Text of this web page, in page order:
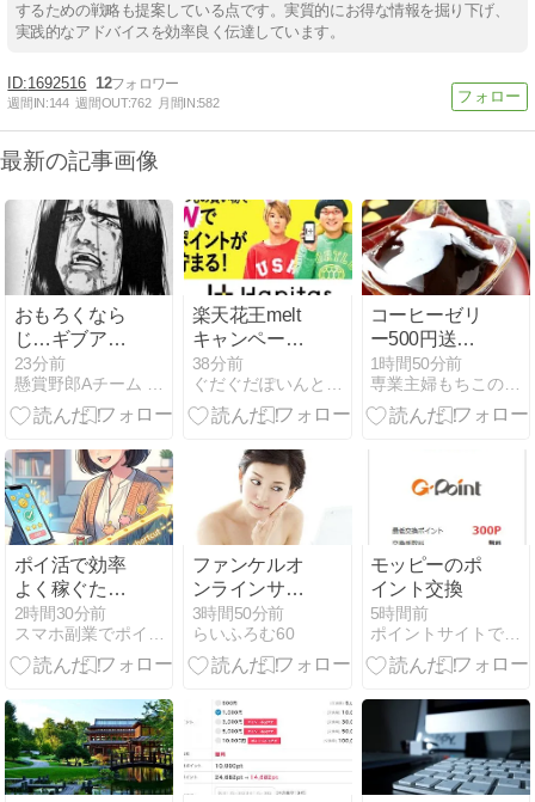
するための戦略も提案している点です。実質的にお得な情報を掘り下げ、
実践的なアドバイスを効率良く伝達しています。
1692516 12
週間IN:144 週間OUT:762 月間IN:582
最新の記事画像
おもろくなら
じ…ギブアッ
プ…。
23分前
懸賞野郎Aチーム ポイント抽出大作戦 Second
楽天花王melt
キャンペー
ン、お気に入
り登録で楽天
ポイント30万
分けプレゼン
ト。8/17 9:59
まで。
38分前
ぐだぐだぽいんと日記
コーヒーゼリ
ー500円送料
無料！パンオ
ショコラ1個
108円！
1時間50分前
専業主婦もちこのお得活動&節約ブログ
ポイ活で効率
よく稼ぐため
の具体的な手
順と注意すべ
き落とし穴と
2時間30分前
スマホ副業でポイ活を始めるなら、遠回りしない最短ルート公開
ファンケルオ
ンラインサイ
ト（FANCL）
のポイントサ
イトランキン
な経由方法
【2026年8月
最新】
3時間50分前
らいふろむ60
モッピーのポ
イント交換
5時間前
ポイントサイトで小さく稼ぐ